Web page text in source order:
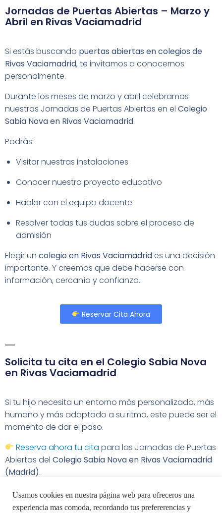
Jornadas de Puertas Abiertas – Marzo y
Abril en Rivas Vaciamadrid
Si estás buscando puertas abiertas en colegios de
Rivas Vaciamadrid, te invitamos a conocernos
personalmente.
Durante los meses de marzo y abril celebramos
nuestras Jornadas de Puertas Abiertas en el Colegio
Sabia Nova en Rivas Vaciamadrid.
Podrás:
Visitar nuestras instalaciones
Conocer nuestro proyecto educativo
Hablar con el equipo docente
Resolver todas tus dudas sobre el proceso de
admisión
Elegir un colegio en Rivas Vaciamadrides una decisión
importante. Y creemos que debe hacerse con
información, cercanía y confianza.
Reservar Cita Ahora
Solicita tu cita en el Colegio Sabia Nova
en Rivas Vaciamadrid
Si tu hijo necesita un entorno más personalizado, más
humano y más adaptado a su ritmo, este puede ser el
momento de dar el paso.
Reserva ahora tu cita para las Jornadas de Puertas
Abiertas del Colegio Sabia Nova en Rivas Vaciamadrid
(Madrid).
Estaremos encantadas de acompañarte en esta
decisión.
Usamos cookies en nuestra página web para ofreceros una
experiencia mas comoda, recordando tus prefererencias y